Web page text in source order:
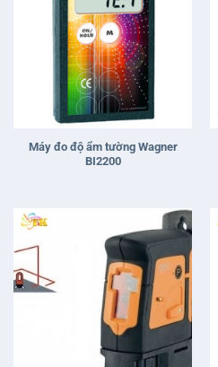
Máy đo độ ẩm tường Wagner
BI2200